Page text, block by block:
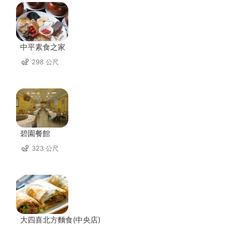
中平素食之家
298 公尺
碧園餐館
323 公尺
大四喜北方麵食(中央店)